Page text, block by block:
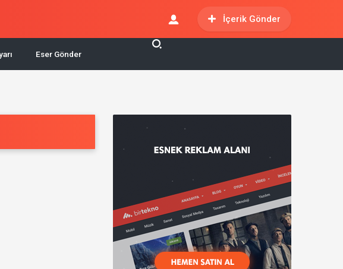
İçerik Gönder
Eser Gönder